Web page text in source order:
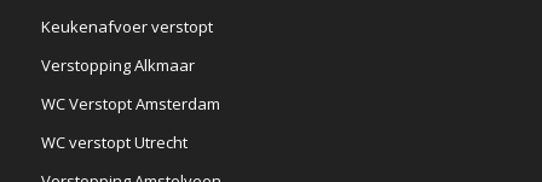
Keukenafvoer verstopt
Verstopping Alkmaar
WC Verstopt Amsterdam
WC verstopt Utrecht